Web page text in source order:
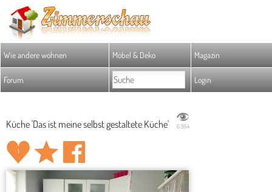
Wie andere wohnen Möbel & Deko Magazin
Forum Login
Küche 'Das ist meine selbst gestaltete Küche' 6.954
1